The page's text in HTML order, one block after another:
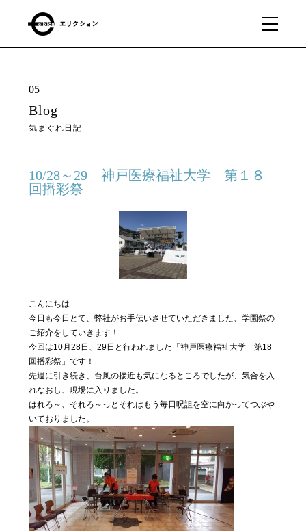
01
business
私たちの事業
03
私たちに
ついて
04 Blog
れ日記
05 Contact
お問い合わ
せ
05
Blog
気まぐれ日記
10/28～29 神戸医療福祉大学 第１８
回播彩祭
こんにちは
今日も今日とて、弊社がお手伝いさせていただきました、学園祭の
ご紹介をしていきます！
今回は10月28日、29日と行われました「神戸医療福祉大学 第18
回播彩祭」です！
先週に引き続き、台風の接近も気になるところでしたが、気合を入
れなおし、現場に入りました。
はれろ～、それろ～っとそれはもう毎日呪詛を空に向かってつぶや
いておりました。